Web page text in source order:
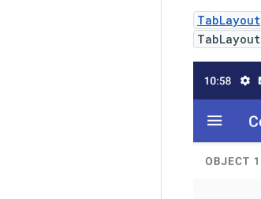
TabLayout
TabLayout